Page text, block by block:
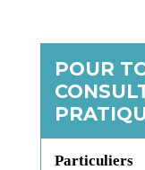
POUR
Particuliers